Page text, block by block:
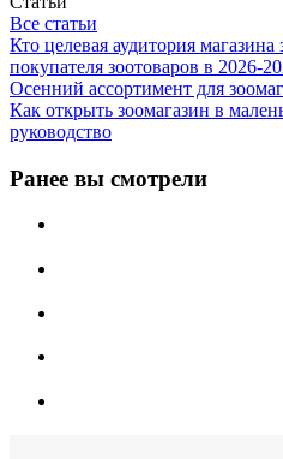
Все статьи
Кто целевая аудитория магазина
покупателя зоотоваров в 2026-
Осенний ассортимент для
Как открыть зоомагазин в
руководство
Ранее вы смотрели